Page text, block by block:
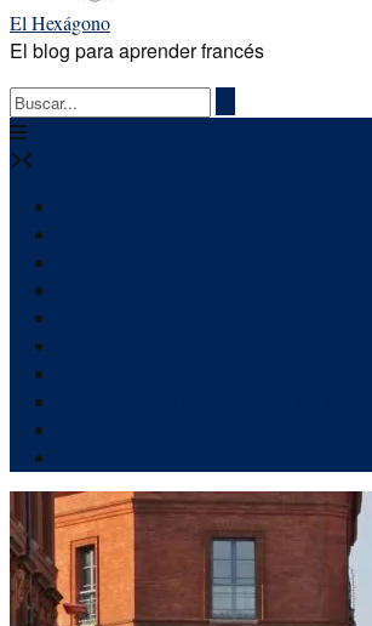
El Hexágono
El blog para aprender francés